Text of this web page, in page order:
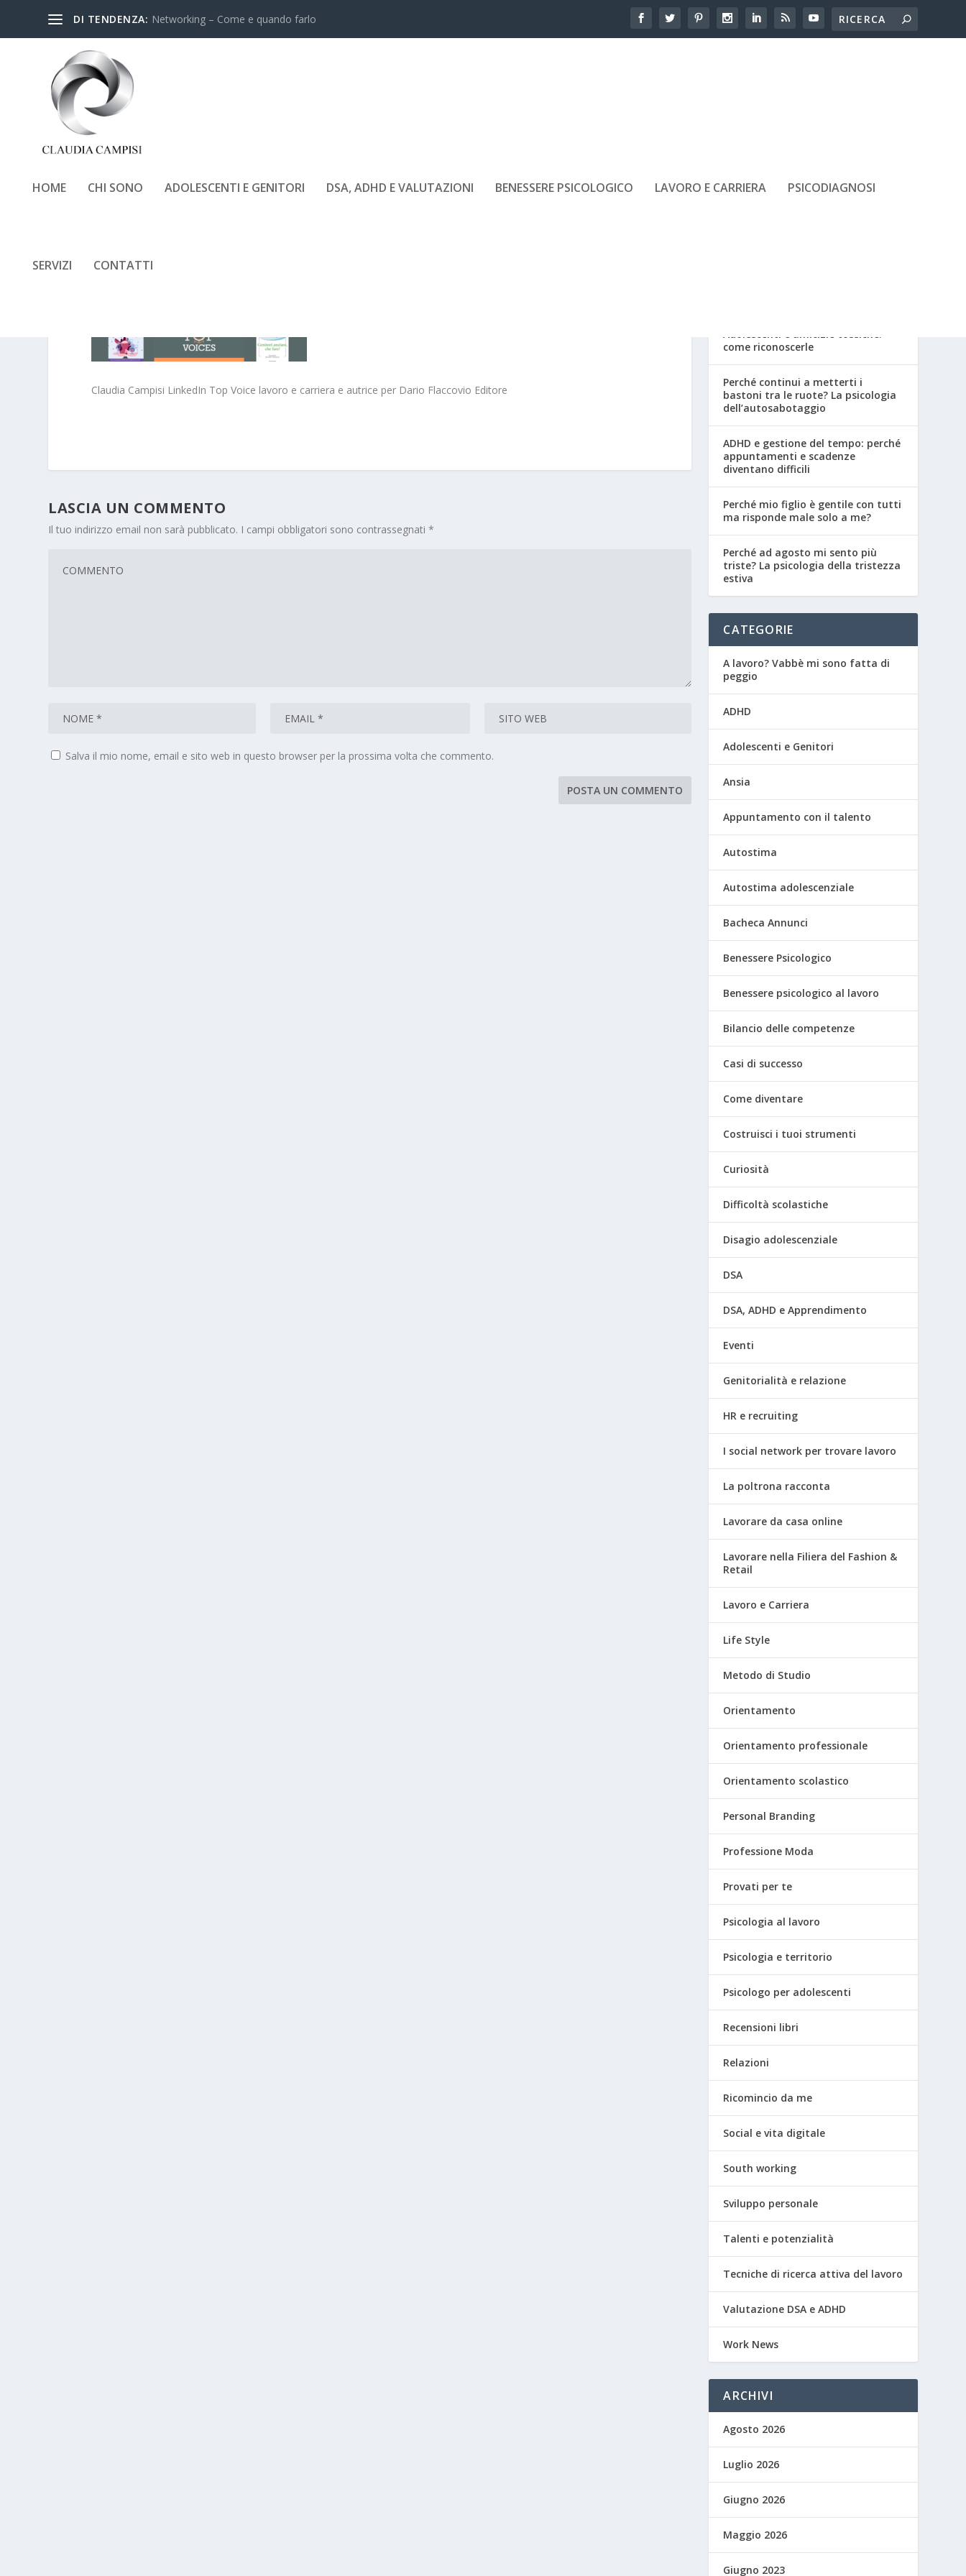
DI TENDENZA: Networking – Come e quando farlo
HOME CHI SONO ADOLESCENTI E GENITORI DSA, ADHD E VALUTAZIONI BENESSERE PSICOLOGICO LAVORO E CARRIERA PSICODIAGNOSI
SERVIZI CONTATTI
DARIO-FLACCOVIO-EDITORE
Claudia Campisi LinkedIn Top Voice lavoro e carriera e autrice per Dario Flaccovio Editore
LASCIA UN COMMENTO
Il tuo indirizzo email non sarà pubblicato. I campi obbligatori sono contrassegnati*
Salva il mio nome, email e sito web in questo browser per la prossima volta che commento.
Adolescenti e amicizie tossiche:
come riconoscerle
Perché continui a metterti i
bastoni tra le ruote? La psicologia
dell’autosabotaggio
ADHD e gestione del tempo: perché
appuntamenti e scadenze
diventano difficili
Perché mio figlio è gentile con tutti
ma risponde male solo a me?
Perché ad agosto mi sento più
triste? La psicologia della tristezza
estiva
CATEGORIE
A lavoro? Vabbè mi sono fatta di
peggio
ADHD
Adolescenti e Genitori
Ansia
Appuntamento con il talento
Autostima
Autostima adolescenziale
Bacheca Annunci
Benessere Psicologico
Benessere psicologico al lavoro
Bilancio delle competenze
Casi di successo
Come diventare
Costruisci i tuoi strumenti
Curiosità
Difficoltà scolastiche
Disagio adolescenziale
DSA
DSA, ADHD e Apprendimento
Eventi
Genitorialità e relazione
HR e recruiting
I social network per trovare lavoro
La poltrona racconta
Lavorare da casa online
Lavorare nella Filiera del Fashion &
Retail
Lavoro e Carriera
Life Style
Metodo di Studio
Orientamento
Orientamento professionale
Orientamento scolastico
Personal Branding
Professione Moda
Provati per te
Psicologia al lavoro
Psicologia e territorio
Psicologo per adolescenti
Recensioni libri
Relazioni
Ricomincio da me
Social e vita digitale
South working
Sviluppo personale
Talenti e potenzialità
Tecniche di ricerca attiva del lavoro
Valutazione DSA e ADHD
Work News
ARCHIVI
Agosto 2026
Luglio 2026
Giugno 2026
Maggio 2026
Giugno 2023